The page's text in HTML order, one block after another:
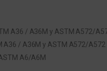
A36 / A36M y ASTM A572/
A36 / A36M y ASTM A572/A572
A6/A6M